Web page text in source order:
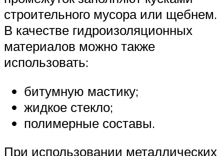
строительного мусора или щебнем.
В качестве гидроизоляционных
материалов можно также
использовать:
битумную мастику;
жидкое стекло;
полимерные составы.
При использовании металлических